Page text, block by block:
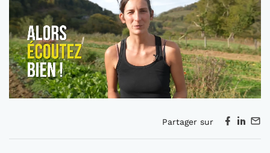
Partager sur